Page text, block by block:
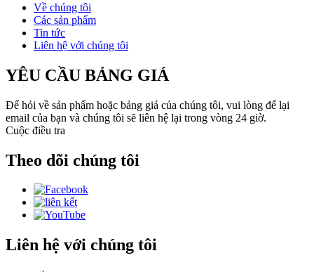
Về chúng tôi
Các sản phẩm
Tin tức
Liên hệ với chúng tôi
YÊU CẦU BẢNG GIÁ
Để hỏi về sản phẩm hoặc bảng giá của chúng tôi, vui lòng để lại
email của bạn và chúng tôi sẽ liên hệ lại trong vòng 24 giờ.
Cuộc điều tra
Theo dõi chúng tôi
Liên hệ với chúng tôi